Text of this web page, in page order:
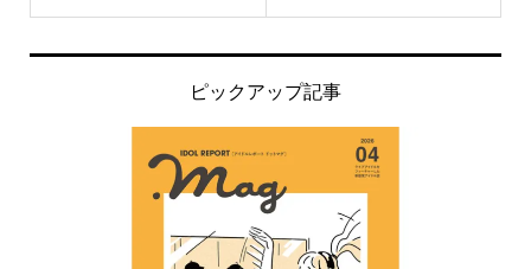
ピックアップ記事